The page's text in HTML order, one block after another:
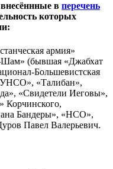
в перечень
которых
армия»
(бывшая «Джабхат
Большевистская
«Талибан»,
«Свидетели Иеговы»,
Корчинского,
Бандеры», «НСО»,
Павел Валерьевич.